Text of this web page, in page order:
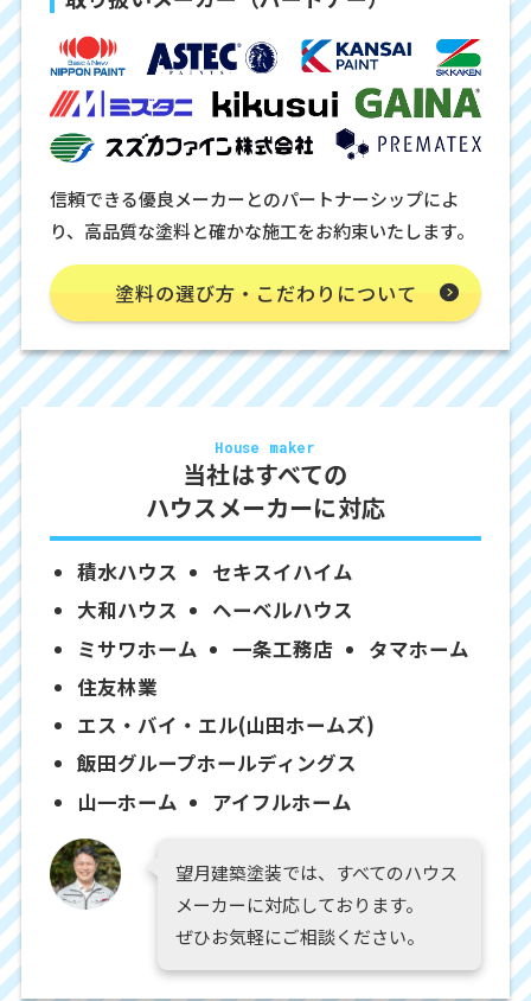
信頼できる優良メーカーとのパートナーシップによ
り、高品質な塗料と確かな施工をお約束いたします。
塗料の選び方・こだわりについて
House maker
当社はすべての
ハウスメーカーに対応
積水ハウス
セキスイハイム
大和ハウス
ヘーベルハウス
ミサワホーム
一条工務店
タマホーム
住友林業
エス・バイ・エル(山田ホームズ)
飯田グループホールディングス
山一ホーム
アイフルホーム
望月建築塗装では、すべてのハウス
メーカーに対応しております。
ぜひお気軽にご相談ください。